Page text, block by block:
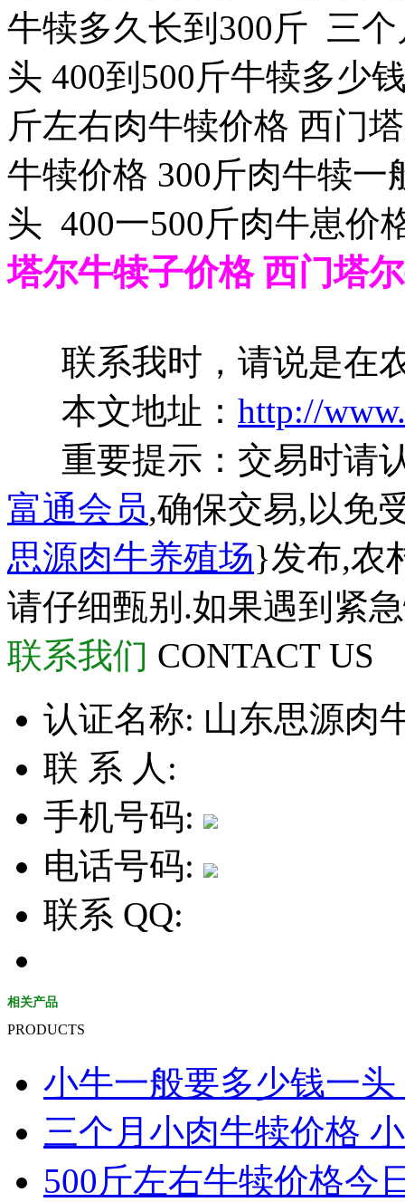
牛犊多久长到300斤 三
头 400到500斤牛犊多少
斤左右肉牛犊价格 西门
牛犊价格 300斤肉牛犊
头 400一500斤肉牛崽价
塔尔牛犊子价格 西门塔
联系我时，请说是在
本文地址： http://
重要提示：交易时请
富通会员,确保交易,以免
思源肉牛养殖场}发布,农
请仔细甄别.如果遇到紧
联系我们 CONTACT US
认证名称: 山东思源肉
联 系 人:
手机号码:
电话号码:
联系 QQ:
相关产品
PRODUCTS
小牛一般要多少钱一
三个月小肉牛犊价格
500斤左右牛犊价格今